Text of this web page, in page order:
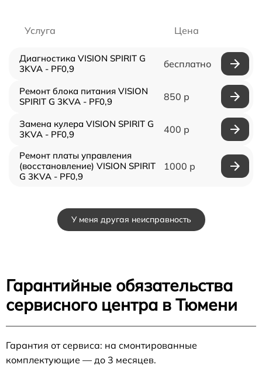
Услуга Цена
Диагностика VISION SPIRIT G
3KVA - PF0,9
бесплатно
Ремонт блока питания VISION
SPIRIT G 3KVA - PF0,9
850 р
Замена кулера VISION SPIRIT G
3KVA - PF0,9
400 р
Ремонт платы управления
(восстановление) VISION SPIRIT
G 3KVA - PF0,9
1000 р
У меня другая неисправность
Гарантийные обязательства
сервисного центра в Тюмени
Гарантия от сервиса: на смонтированные
комплектующие — до 3 месяцев.